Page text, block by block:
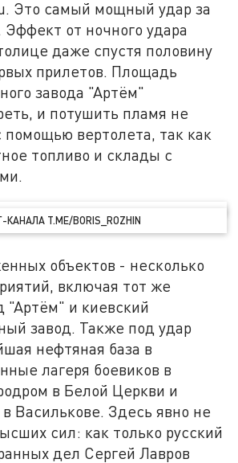
Это самый мощный удар за
от ночного удара
даже спустя половину
прилетов. Площадь
завода "Артём"
и потушить пламя не
вертолета, так как
топливо и склады с
T.ME/BORIS_ROZHIN
объектов - несколько
включая тот же
"Артём" и киевский
завод. Также под удар
нефтяная база в
лагеря боевиков в
в Белой Церкви и
Василькове. Здесь явно не
сил: как только русский
дел Сергей Лавров